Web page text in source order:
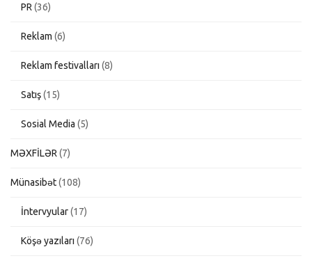
PR (36)
Reklam (6)
Reklam festivalları (8)
Satış(15)
Sosial Media (5)
MƏXFİLƏR (7)
Münasibət(108)
İntervyular(17)
Köşə yazıları (76)